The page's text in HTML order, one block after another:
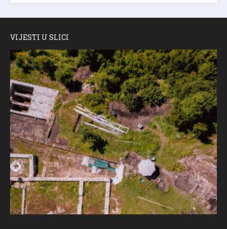
VIJESTI U SLICI